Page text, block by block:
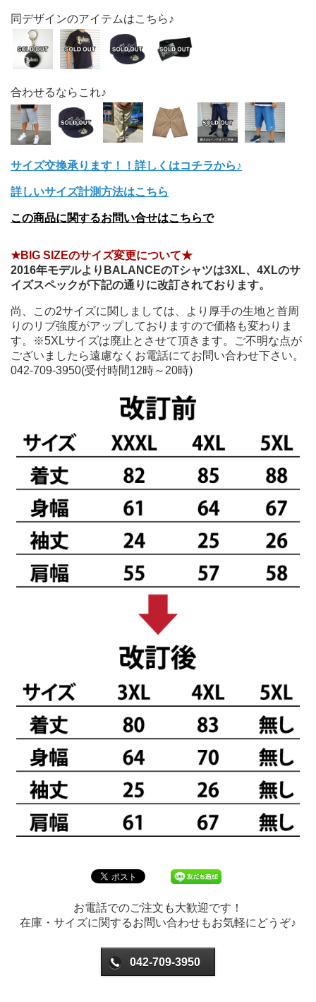
同デザインのアイテムはこちら♪
合わせるならこれ♪
サイズ交換承ります！！詳しくはコチラから♪
詳しいサイズ計測方法はこちら
この商品に関するお問い合せはこちらで
★BIG SIZEのサイズ変更について★
2016年モデルよりBALANCEのTシャツは3XL、4XLのサ
イズスペックが下記の通りに改訂されております。
尚、この2サイズに関しましては、より厚手の生地と首周
りのリブ強度がアップしておりますので価格も変わりま
す。※5XLサイズは廃止とさせて頂きます。ご不明な点が
ございましたら遠慮なくお電話にてお問い合わせ下さい。
042-709-3950(受付時間12時～20時)
お電話でのご注文も大歓迎です！
在庫・サイズに関するお問い合わせもお気軽にどうぞ♪
042-709-3950